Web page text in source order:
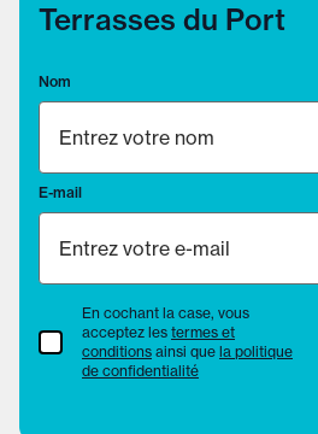
Terrasses du Port
Nom
E-mail
termes et conditions
En cochant la case, vous
acceptez les termes et
conditions ainsi que la politique
de confidentialité